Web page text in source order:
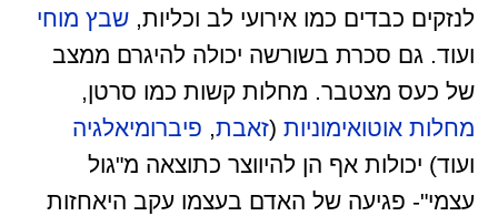
לנזקים כבדים כמו אירועי לב וכליות, שבץ מוחי
ועוד. גם סכרת בשורשה יכולה להיגרם ממצב
של כעס מצטבר. מחלות קשות כמו סרטן,
מחלות אוטואימוניות(זאבת, פיברומיאלגיה
ועוד) יכולות אף הן להיווצר כתוצאה מ"גול
עצמי"- פגיעה של האדם בעצמו עקב היאחזות